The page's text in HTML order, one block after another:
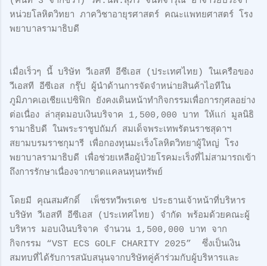
หน่วยโลหิตวิทยา ภาควิชาอายุรศาสตร์ คณะแพทยศาสตร์ โรง
พยาบาลรามาธิบดี
เมื่อเร็วๆ นี้ บริษัท วีเอสที อีซีเอส (ประเทศไทย) ในเครือของ
วีเอสที อีซีเอส กรุ๊ป ผู้นำด้านการจัดจำหน่ายสินค้าไอทีใน
ภูมิภาคเอเชียแปซิฟิก ยังคงเดินหน้าทำกิจกรรมเพื่อการกุศลอย่าง
ต่อเนื่อง ล่าสุดมอบเงินบริจาค 1,500,000 บาท ให้แก่ มูลนิธิ
รามาธิบดี ในพระราชูปถัมภ์ สมเด็จพระเทพรัตนราชสุดาฯ
สยามบรมราชกุมารี เพื่อกองทุนมะเร็งโลหิตวิทยาผู้ใหญ่ โรง
พยาบาลรามาธิบดี เพื่อช่วยเหลือผู้ป่วยโรคมะเร็งที่ไม่สามารถเข้า
ถึงการรักษาเนื่องจากขาดแคลนทุนทรัพย์
โดยมี คุณสมศักดิ์ เพ็ชรทวีพรเดช ประธานเจ้าหน้าที่บริหาร
บริษัท วีเอสที อีซีเอส (ประเทศไทย) จำกัด พร้อมด้วยคณะผู้
บริหาร มอบเงินบริจาค จำนวน 1,500,000 บาท จาก
กิจกรรม “VST ECS GOLF CHARITY 2025” ซึ่งเป็นเงิน
สมทบที่ได้รับการสนับสนุนจากบริษัทคู่ค้าร่วมกับผู้บริหารและ